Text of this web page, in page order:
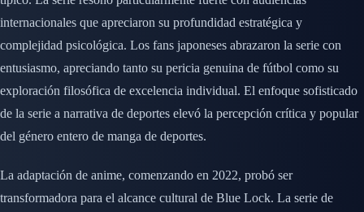
internacionales que apreciaron su profundidad estratégica y
complejidad psicológica. Los fans japoneses abrazaron la serie con
entusiasmo, apreciando tanto su pericia genuina de fútbol como su
exploración filosófica de excelencia individual. El enfoque sofisticado
de la serie a narrativa de deportes elevó la percepción crítica y popular
del género entero de manga de deportes.
La adaptación de anime, comenzando en 2022, probó ser
transformadora para el alcance cultural de Blue Lock. La serie de